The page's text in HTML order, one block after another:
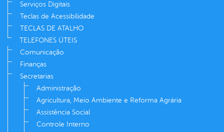
Serviços Digitais
Teclas de Acessibilidade
TECLAS DE ATALHO
TELEFONES ÚTEIS
Comunicação
Finanças
Secretarias
Administração
Agricultura, Meio Ambiente e Reforma Agrária
Assistência Social
Controle Interno